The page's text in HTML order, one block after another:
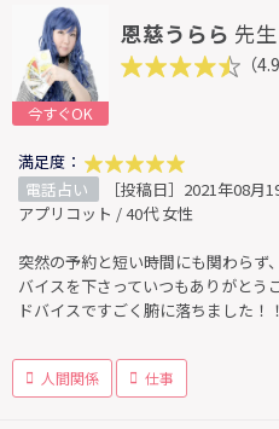
今すぐOK
恩慈うらら 先生
（
満足度：
電話占い
［投稿日］2021年08月
アプリコット / 40代 女性
突然の予約と短い時間にも関わらず
バイスを下さっていつもありがとう
ドバイスですごく腑に落ちました！
人間関係 仕事